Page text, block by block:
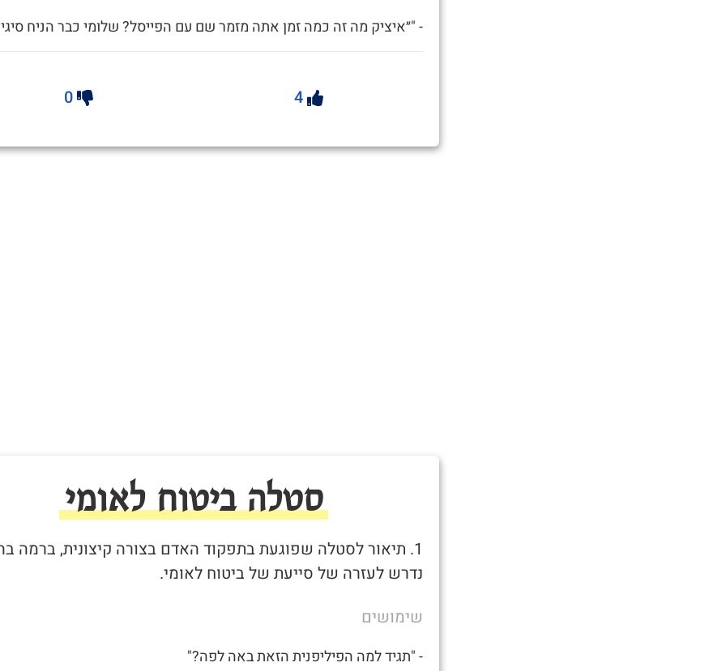
- "״איציק מה זה כמה זמן אתה מזמר שם עם הפייסל? שלומי כבר הניח
4
0
סטלה ביטוח לאומי
1. תיאור לסטלה שפוגעת בתפקוד האדם בצורה קיצונית, ברמה
נדרש לעזרה של סייעת של ביטוח לאומי.
שימושים
- "תגיד למה הפיליפנית הזאת באה לפה?"